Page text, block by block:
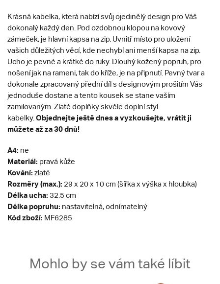
Krásná kabelka, která nabízí svůj ojedinělý design pro Váš
dokonalý každý den. Pod ozdobnou klopou na kovový
zámeček, je hlavní kapsa na zip. Uvnitř místo pro uložení
vašich důležitých věcí, kde nechybí ani menší kapsa na zip.
Ucho je pevné a krátké do ruky. Dlouhý kožený popruh, pro
nošení jak na rameni, tak do kříže, je na připnutí. Pevný tvar a
dokonale zpracovaný přední díl s designovým prošitím Vás
jednoduše dostane a tento kousek se stane vaším
zamilovaným. Zlaté doplňky skvěle doplní styl
kabelky. Objednejte ještě dnes a vyzkoušejte, vrátit ji
můžete až za 30 dnů!
A4: ne
Materiál: pravá kůže
Kování: zlaté
Rozměry (max.): 29 x 20 x 10 cm (šířka x výška x hloubka)
Délka ucha: 32,5 cm
Délka popruhu: nastavitelná, odnímatelný
Kód zboží: MF6285
Mohlo by se vám také líbit